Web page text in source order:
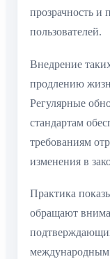
прозрачность и
пользователей.
Внедрение
продлению
Регулярные
стандартам
требованиям
изменения в
Практика
обращают